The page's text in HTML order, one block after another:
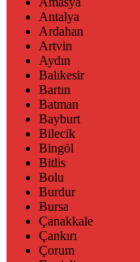
Antalya
Ardahan
Artvin
Aydın
Balıkesir
Bartın
Batman
Bayburt
Bilecik
Bingöl
Bitlis
Bolu
Burdur
Bursa
Çanakkale
Çankırı
Çorum